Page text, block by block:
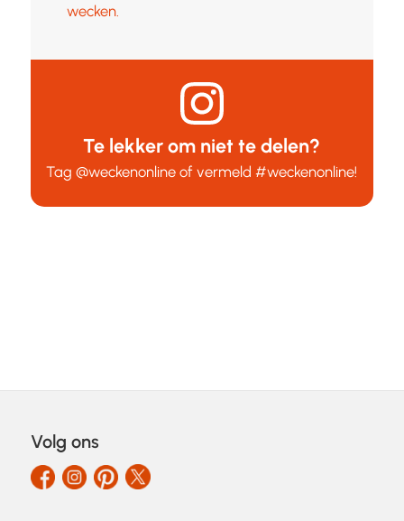
wecken.
Te lekker om niet te delen?
Tag@weckenonline of vermeld#weckenonline!
Volg ons